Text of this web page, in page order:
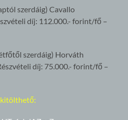
szerdáig) Cavallo
díj: 112.000.- forint/fő –
szerdáig) Horváth
díj: 75.000.- forint/fő –
kitölthető: